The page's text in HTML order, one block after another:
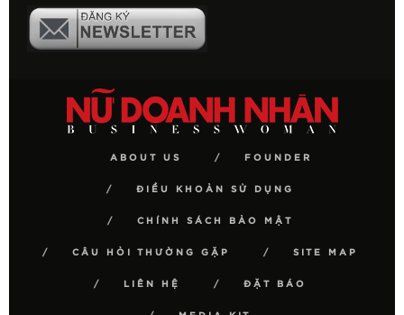
ABOUT US FOUNDER
ĐIỀU KHOẢN SỬ DỤNG
CHÍNH SÁCH BẢO MẬT
CÂU HỎI THƯỜNG GẶP SITE MAP
LIÊN HỆ ĐẶT BÁO